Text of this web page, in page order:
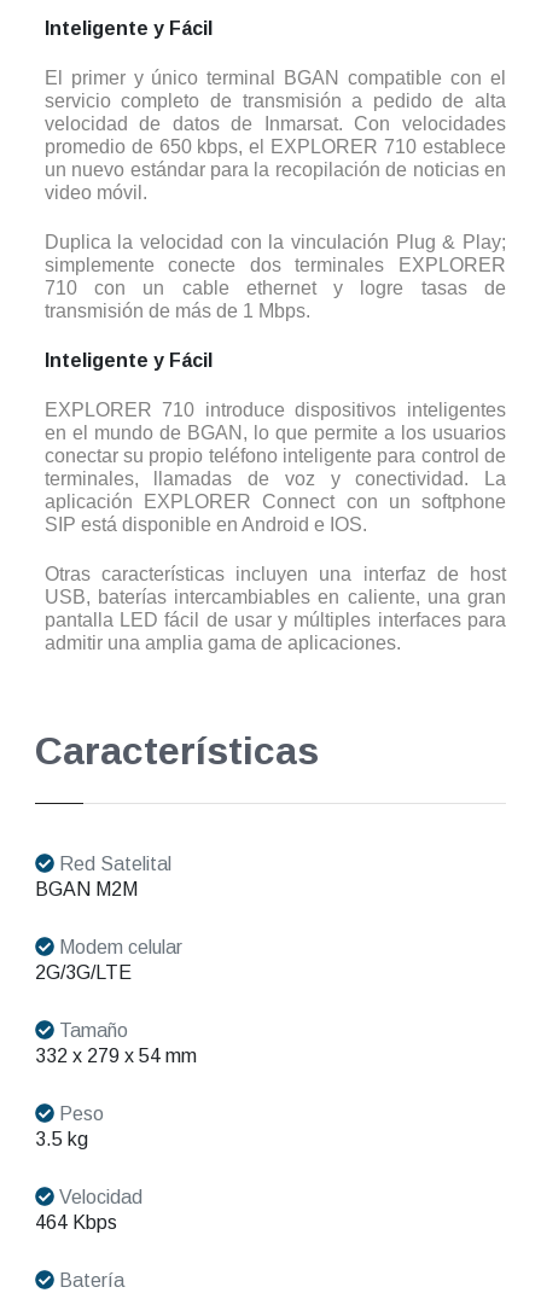
Inteligente y Fácil
El primer y único terminal BGAN compatible con el
servicio completo de transmisión a pedido de alta
velocidad de datos de Inmarsat. Con velocidades
promedio de 650 kbps, el EXPLORER 710 establece
un nuevo estándar para la recopilación de noticias en
video móvil.
Duplica la velocidad con la vinculación Plug & Play;
simplemente conecte dos terminales EXPLORER
710 con un cable ethernet y logre tasas de
transmisión de más de 1 Mbps.
Inteligente y Fácil
EXPLORER 710 introduce dispositivos inteligentes
en el mundo de BGAN, lo que permite a los usuarios
conectar su propio teléfono inteligente para control de
terminales, llamadas de voz y conectividad. La
aplicación EXPLORER Connect con un softphone
SIP está disponible en Android e IOS.
Otras características incluyen una interfaz de host
USB, baterías intercambiables en caliente, una gran
pantalla LED fácil de usar y múltiples interfaces para
admitir una amplia gama de aplicaciones.
Características
Red Satelital
BGAN M2M
Modem celular
2G/3G/LTE
Tamaño
332 x 279 x 54 mm
Peso
3.5 kg
Velocidad
464 Kbps
Batería